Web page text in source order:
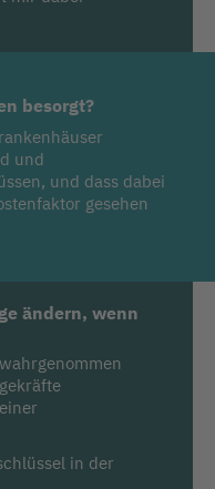
besorgt?
und
und dass dabei
gesehen
ändern, wenn
in der